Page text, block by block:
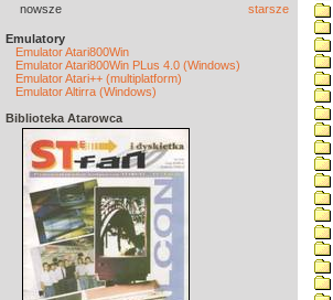
nowsze starsze
Emulatory
Emulator Atari800Win
Emulator Atari800Win PLus 4.0 (Windows)
Emulator Atari++ (multiplatform)
Emulator Altirra (Windows)
Biblioteka Atarowca